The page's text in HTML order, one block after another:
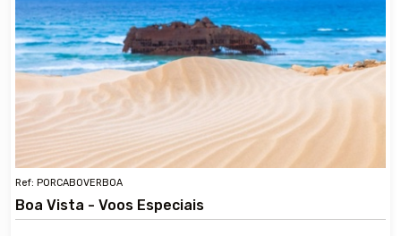
Ref: PORCABOVERBOA
Boa Vista - Voos Especiais